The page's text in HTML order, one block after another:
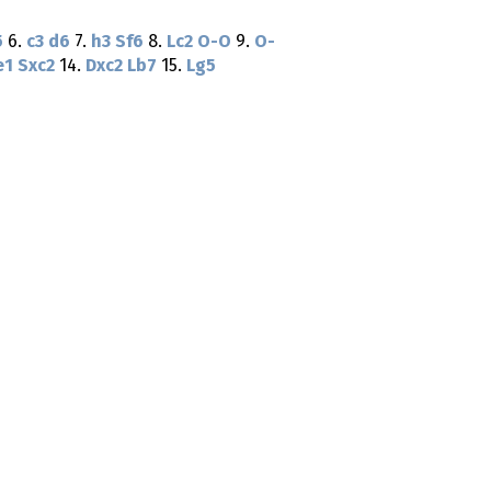
6. c3 d6 7. h3 Sf6 8. Lc2 O-O 9. O-
Sxc2 14. Dxc2 Lb7 15. Lg5